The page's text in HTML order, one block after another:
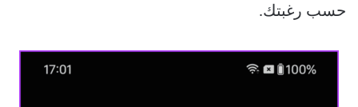
حسب رغبتك.